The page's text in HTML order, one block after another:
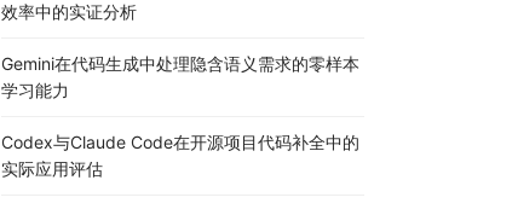
效率中的实证分析
Gemini在代码生成中处理隐含语义需求的零样本
学习能力
Codex与Claude Code在开源项目代码补全中的
实际应用评估